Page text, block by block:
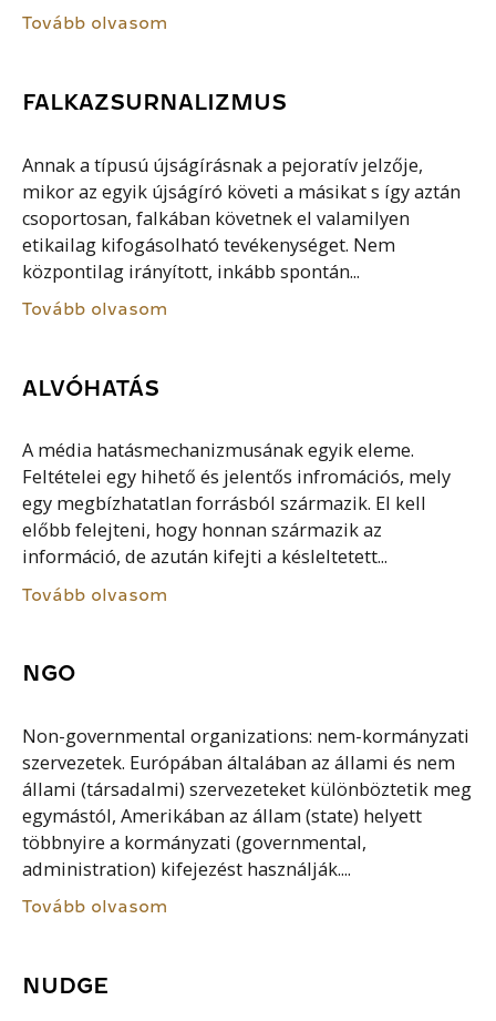
Tovább olvasom
FALKAZSURNALIZMUS
Annak a típusú újságírásnak a pejoratív jelzője,
mikor az egyik újságíró követi a másikat s így aztán
csoportosan, falkában követnek el valamilyen
etikailag kifogásolható tevékenységet. Nem
központilag irányított, inkább spontán...
Tovább olvasom
ALVÓHATÁS
A média hatásmechanizmusának egyik eleme.
Feltételei egy hihető és jelentős infromációs, mely
egy megbízhatatlan forrásból származik. El kell
előbb felejteni, hogy honnan származik az
információ, de azután kifejti a késleltetett...
Tovább olvasom
NGO
Non-governmental organizations: nem-kormányzati
szervezetek. Európában általában az állami és nem
állami (társadalmi) szervezeteket különböztetik meg
egymástól, Amerikában az állam (state) helyett
többnyire a kormányzati (governmental,
administration) kifejezést használják....
Tovább olvasom
NUDGE